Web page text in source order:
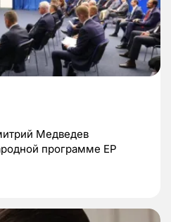
Медведев
программе ЕР